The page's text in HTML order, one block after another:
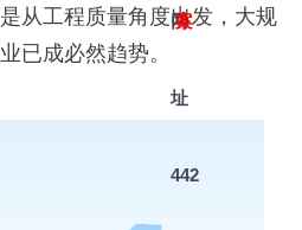
网
址
442
案
从工程质量角度出发，大规
已成必然趋势。